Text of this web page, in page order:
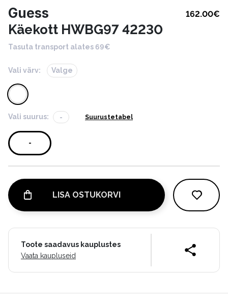
Guess 162.00€
Käekott HWBG97 42230
Tasuta transport alates 69€
Vali värv: Valge
Vali suurus: - Suurustetabel
-
LISA OSTUKORVI
Toote saadavus kauplustes
Vaata kaupluseid